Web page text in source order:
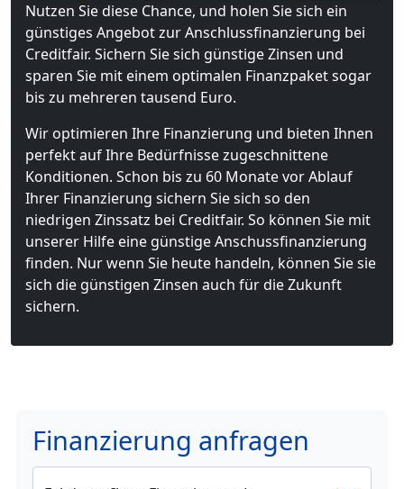
Nutzen Sie diese Chance, und holen Sie sich ein
günstiges Angebot zur Anschlussfinanzierung bei
Creditfair. Sichern Sie sich günstige Zinsen und
sparen Sie mit einem optimalen Finanzpaket sogar
bis zu mehreren tausend Euro.
Wir optimieren Ihre Finanzierung und bieten Ihnen
perfekt auf Ihre Bedürfnisse zugeschnittene
Konditionen. Schon bis zu 60 Monate vor Ablauf
Ihrer Finanzierung sichern Sie sich so den
niedrigen Zinssatz bei Creditfair. So können Sie mit
unserer Hilfe eine günstige Anschussfinanzierung
finden. Nur wenn Sie heute handeln, können Sie sie
sich die günstigen Zinsen auch für die Zukunft
sichern.
Finanzierung anfragen